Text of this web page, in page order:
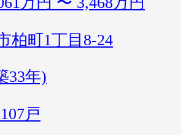
柏町1丁目8-24
33年)
戸